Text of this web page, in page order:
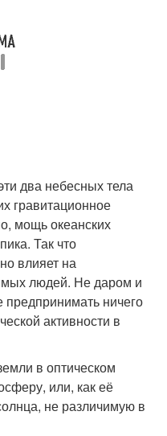
два небесных тела
гравитационное
мощь океанских
Так что
влияет на
людей. Не даром и
предпринимать ничего
активности в
в оптическом
или, как её
не различимую в